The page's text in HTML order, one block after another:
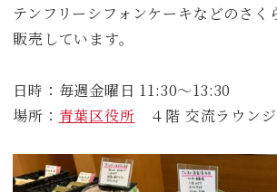
テンフリーシフォンケーキなどのさく
販売しています。
日時：毎週金曜日 11:30～13:30
場所： 青葉区役所 ４階 交流ラウンジ